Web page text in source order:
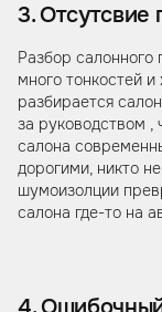
3. Отсутсвие
Разбор салонного
много тонкостей
разбирается
за руководством ,
салона
дорогими, никто
шумоизолции
салона где-то на